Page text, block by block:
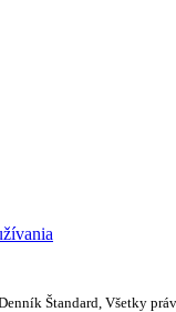
Štandard, Všetky